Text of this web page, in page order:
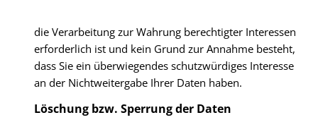
die Verarbeitung zur Wahrung berechtigter Interessen
erforderlich ist und kein Grund zur Annahme besteht,
dass Sie ein überwiegendes schutzwürdiges Interesse
an der Nichtweitergabe Ihrer Daten haben.
Löschung bzw. Sperrung der Daten